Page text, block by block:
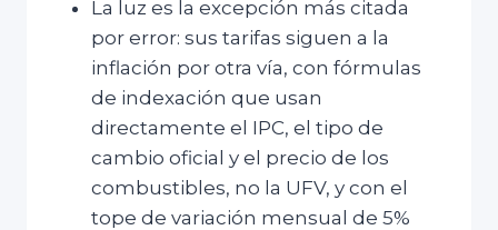
La luz es la excepción más citada
por error: sus tarifas siguen a la
inflación por otra vía, con fórmulas
de indexación que usan
directamente el IPC, el tipo de
cambio oficial y el precio de los
combustibles, no la UFV, y con el
tope de variación mensual de 5%